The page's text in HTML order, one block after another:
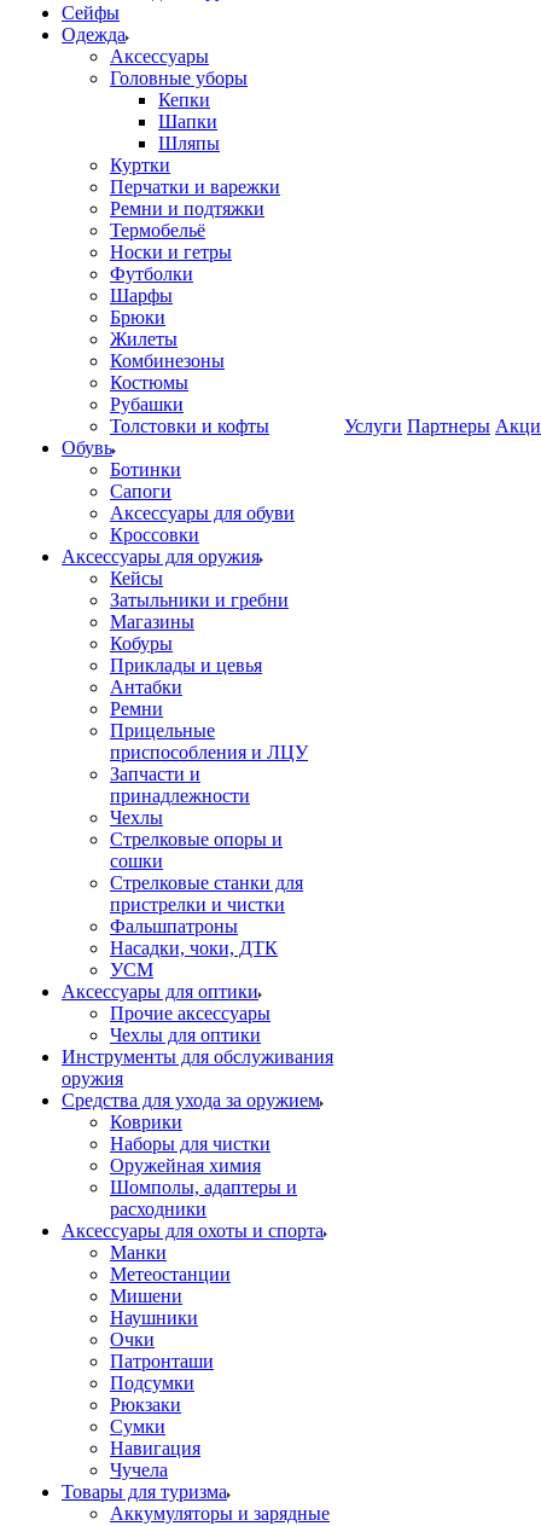
Сейфы
Одежда
Аксессуары
Головные уборы
Кепки
Шапки
Шляпы
Куртки
Перчатки и варежки
Ремни и подтяжки
Термобельё
Носки и гетры
Футболки
Шарфы
Брюки
Жилеты
Комбинезоны
Костюмы
Рубашки
Толстовки и кофты
Обувь
Ботинки
Сапоги
Аксессуары для обуви
Кроссовки
Аксессуары для оружия
Кейсы
Затыльники и гребни
Магазины
Кобуры
Приклады и цевья
Антабки
Ремни
Прицельные
приспособления и ЛЦУ
Запчасти и
принадлежности
Чехлы
Стрелковые опоры и
сошки
Стрелковые станки для
пристрелки и чистки
Фальшпатроны
Насадки, чоки, ДТК
УСМ
Аксессуары для оптики
Прочие аксессуары
Чехлы для оптики
Инструменты для обслуживания
оружия
Средства для ухода за оружием
Коврики
Наборы для чистки
Оружейная химия
Шомполы, адаптеры и
расходники
Аксессуары для охоты и спорта
Манки
Метеостанции
Мишени
Наушники
Очки
Патронташи
Подсумки
Рюкзаки
Сумки
Навигация
Чучела
Товары для туризма
Аккумуляторы и зарядные
Услуги Партнеры